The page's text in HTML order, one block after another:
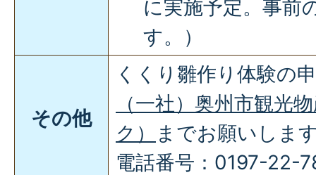
に実施予定。事前
す。）
その他
くくり雛作り体験の
（一社）奥州市観光
ク）
までお願いしま
電話番号：0197-22-